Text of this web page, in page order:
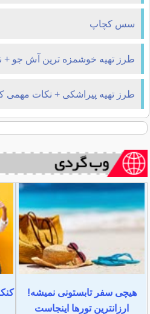
سس کچاپ
طرز تهیه خوشمزه ترین آش جو +
طرز تهیه پیراشکی + نکات مهمی
بدانید
هیچی سفر تابستونی نمیشه!
ارزانترین تورها اینجاست